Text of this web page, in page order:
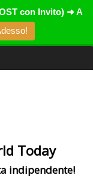
con Invito) ➜ A
Today
indipendente!